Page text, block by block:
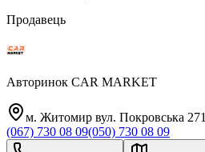
Продавець
Авторинок CAR MARKET
м. Житомир вул. Покровська 271
(067) 730 08 09(050) 730 08 09